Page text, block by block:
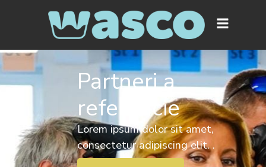
Partneri a
referencie
Lorem ipsum dolor sit amet,
consectetur adipiscing elit. .